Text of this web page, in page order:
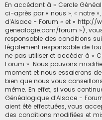
En accédant à « Cercle
ci-après par « nous », « notre
d'Alsace - Forum » et « http://
genealogie.com/forum »),
responsable des conditions
légalement responsable de
ne pas utiliser et accéder à «
Forum ». Nous pouvons
moment et nous essaierons
bien que nous vous
même. En effet, si vous
Généalogique d'Alsace -
aient été effectuées, vous
des conditions modifiées et